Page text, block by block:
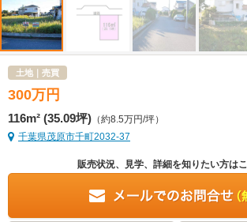
土地｜売買
300万 円
116m² (35.09坪) （約8.5万円/坪）
千葉県茂原市千町2032-37
販売状況、見学、詳細を知りたい方はこ